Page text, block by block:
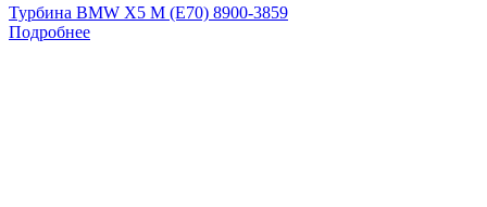
Турбина BMW X5 M (E70) 8900-3859
Подробнее